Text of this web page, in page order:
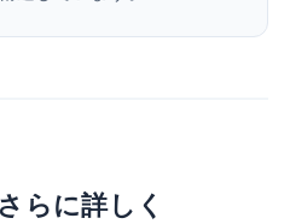
らに詳しく